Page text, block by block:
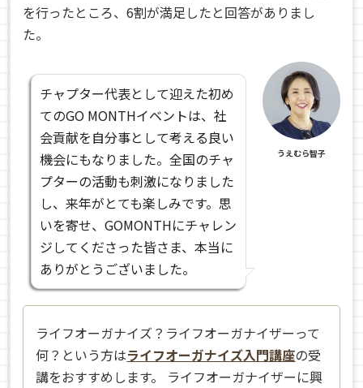
を行ったところ、6割が満足したと回答がありまし
た。
チャプター代表として迎えた初め
てのGO MONTHイベントは、社
会貢献を自分事として考える良い
機会にもなりました。全国のチャ
プターの活動も刺激になりました
し、来年がとても楽しみです。思
いを寄せ、GOMONTHにチャレン
ジしてくださった皆さま、本当に
ありがとうございました。
うえむら智子
ライフオーガナイズ？ライフオーガナイザーって
何？という方はライフオーガナイズ入門講座の受
講をおすすめします。 ライフオーガナイザーに興